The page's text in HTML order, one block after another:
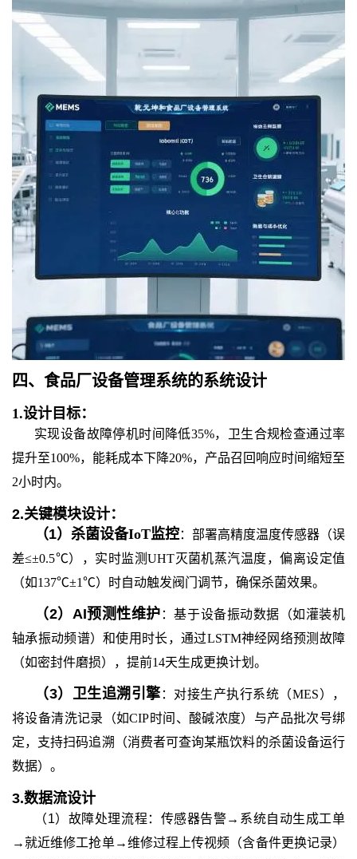
四、 食品厂设备管理系统的系统设计
1.设计目标：
实现设备故障停机时间降低35%，卫生合规检查通过率
提升至100%，能耗成本下降20%，产品召回响应时间缩短至
2小时内。
2.关键模块设计：
（1） 杀菌设备IoT监控：部署高精度温度传感器（误
差≤±0.5℃），实时监测UHT灭菌机蒸汽温度，偏离设定值
（如137℃±1℃）时自动触发阀门调节，确保杀菌效果。
（2） AI预测性维护 ：基于设备振动数据（如灌装机
轴承振动频谱）和使用时长，通过LSTM神经网络预测故障
（如密封件磨损），提前14天生成更换计划。
（3） 卫生追溯引擎：对接生产执行系统（MES），
将设备清洗记录（如CIP时间、酸碱浓度）与产品批次号绑
定，支持扫码追溯（消费者可查询某瓶饮料的杀菌设备运行
数据）。
3.数据流设计
（1） 故障处理流程：传感器告警→系统自动生成工单
→就近维修工抢单→维修过程上传视频（含备件更换记录）